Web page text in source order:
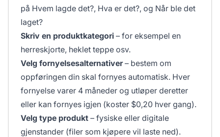
på Hvem lagde det?, Hva er det?, og Når ble det
laget?
Skriv en produktkategori – for eksempel en
herreskjorte, heklet teppe osv.
Velg fornyelsesalternativer– bestem om
oppføringen din skal fornyes automatisk. Hver
fornyelse varer 4 måneder og utløper deretter
eller kan fornyes igjen (koster $0,20 hver gang).
Velg type produkt – fysiske eller digitale
gjenstander (filer som kjøpere vil laste ned).